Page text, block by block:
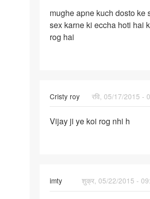
kumar
mughe
apne
kuch
mughe apne kuch dosto ke
sex karne ki eccha hoti hai
rog hai
Cristy roy
रवि, 05/17/2015 -
Vijay
nhi
h
Vijay ji ye koi rog nhi h
imty
शुक्र, 05/22/2015 -